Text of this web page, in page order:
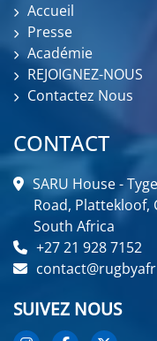
Accueil
Presse
Académie
REJOIGNEZ-NOUS
Contactez Nous
CONTACT
SARU House -
Road, Plattekloof,
South Africa
+27 21 928 7152
SUIVEZ NOUS